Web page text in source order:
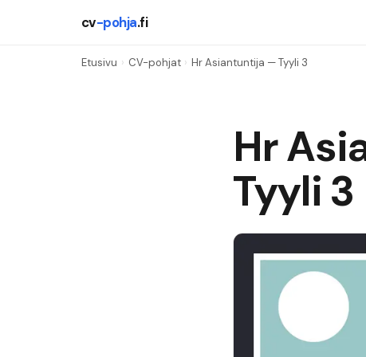
cv-pohja.fi
Etusivu › CV-pohjat › Hr Asiantuntija — Tyyli 3
Hr
Tyyli 3